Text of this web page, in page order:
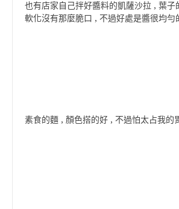
也有店家自己拌好醬料的凱薩沙拉 , 葉子
軟化沒有那麼脆口 , 不過好處是醬很均勻
素食的麵 , 顏色搭的好 , 不過怕太占我的